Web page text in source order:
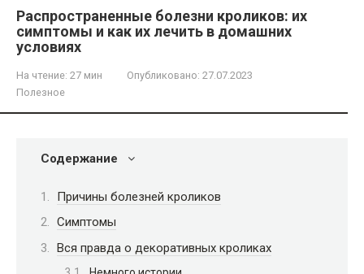
Распространенные болезни кроликов: их
симптомы и как их лечить в домашних
условиях
На чтение: 27 мин Опубликовано: 27.07.2023
Полезное
Содержание
Причины болезней кроликов
Симптомы
Вся правда о декоративных кроликах